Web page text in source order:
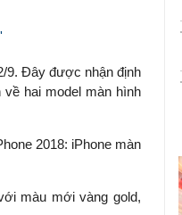
9. Đây được nhận định
hai model màn hình
2018: iPhone màn
màu mới vàng gold,